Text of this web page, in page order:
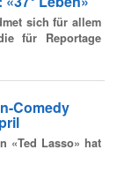
sich für allem
für Reportage
Comedy
«Ted Lasso» hat